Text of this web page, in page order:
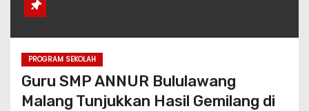
PROGRAM SEKOLAH
Guru SMP ANNUR Bululawang
Malang Tunjukkan Hasil Gemilang di